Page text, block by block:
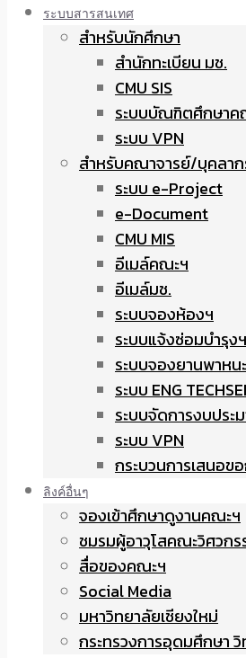
ระบบสารสนเทศ
สำหรับนักศึกษา
สำนักทะเบียน มช.
CMU SIS
ระบบบัณฑิตศึกษาค
ระบบ VPN
สำหรับคณาจารย์/บุคลา
ระบบ e-Project
e-Document
CMU MIS
อีเมล์คณะฯ
อีเมล์มช.
ระบบจองห้องฯ
ระบบแจ้งซ่อมบำรุงฯ
ระบบจองยานพาหนะ
ระบบ ENG
ระบบจัดการงบประ
ระบบ VPN
กระบวนการเสนอข
ลิงค์อื่นๆ
จองเข้าศึกษาดูงานคณะฯ
ชมรมผู้อาวุโสคณะวิศวก
สื่อของคณะฯ
Social Media
มหาวิทยาลัยเชียงใหม่
กระทรวงการอุดมศึกษา